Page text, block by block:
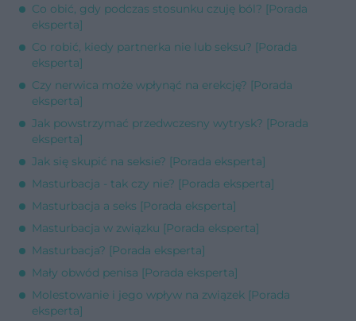
Co obić, gdy podczas stosunku czuję ból? [Porada
eksperta]
Co robić, kiedy partnerka nie lub seksu? [Porada
eksperta]
Czy nerwica może wpłynąć na erekcję? [Porada
eksperta]
Jak powstrzymać przedwczesny wytrysk? [Porada
eksperta]
Jak się skupić na seksie? [Porada eksperta]
Masturbacja - tak czy nie? [Porada eksperta]
Masturbacja a seks [Porada eksperta]
Masturbacja w związku [Porada eksperta]
Masturbacja? [Porada eksperta]
Mały obwód penisa [Porada eksperta]
Molestowanie i jego wpływ na związek [Porada
eksperta]